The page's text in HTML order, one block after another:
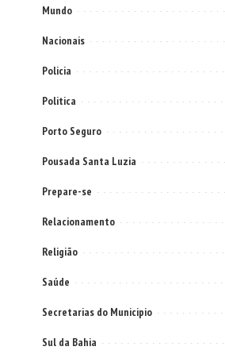
Mundo
Nacionais
Policia
Politica
Porto Seguro
Pousada Santa Luzia
Prepare-se
Relacionamento
Religião
Saúde
Secretarias do Municipio
Sul da Bahia